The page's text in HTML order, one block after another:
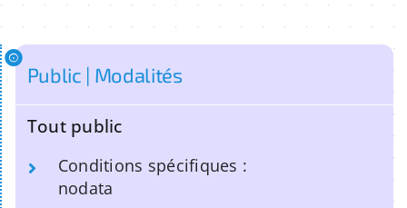
Public | Modalités
Tout public
Conditions spécifiques :
nodata